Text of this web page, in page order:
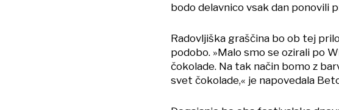
bodo delavnico vsak dan ponovili
Radovljiška graščina bo ob tej
podobo. »Malo smo se ozirali po
čokolade. Na tak način bomo z
svet čokolade,« je napovedala